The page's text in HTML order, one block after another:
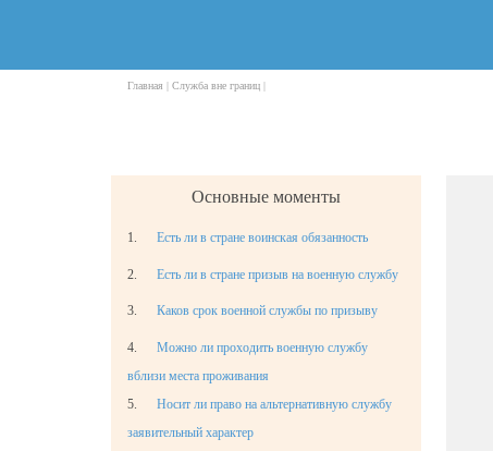
Главная | Служба вне границ |
Основные моменты
1. Есть ли в стране воинская обязанность
2. Есть ли в стране призыв на военную службу
3. Каков срок военной службы по призыву
4.
Можно ли проходить военную службу
вблизи места проживания
5.
Носит ли право на альтернативную службу
заявительный характер